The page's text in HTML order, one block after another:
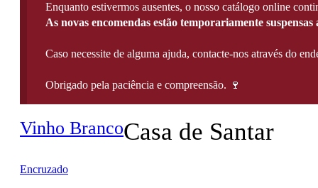
Envios Grátis acima de 100€
Enquanto estivermos ausentes, o nosso catálogo online
As novas encomendas estão temporariamente suspensas
Caso necessite de alguma ajuda, contacte-nos através do
Obrigado pela paciência e compreensão. 🍷
Vinho BrancoCasa de Santar
Encruzado